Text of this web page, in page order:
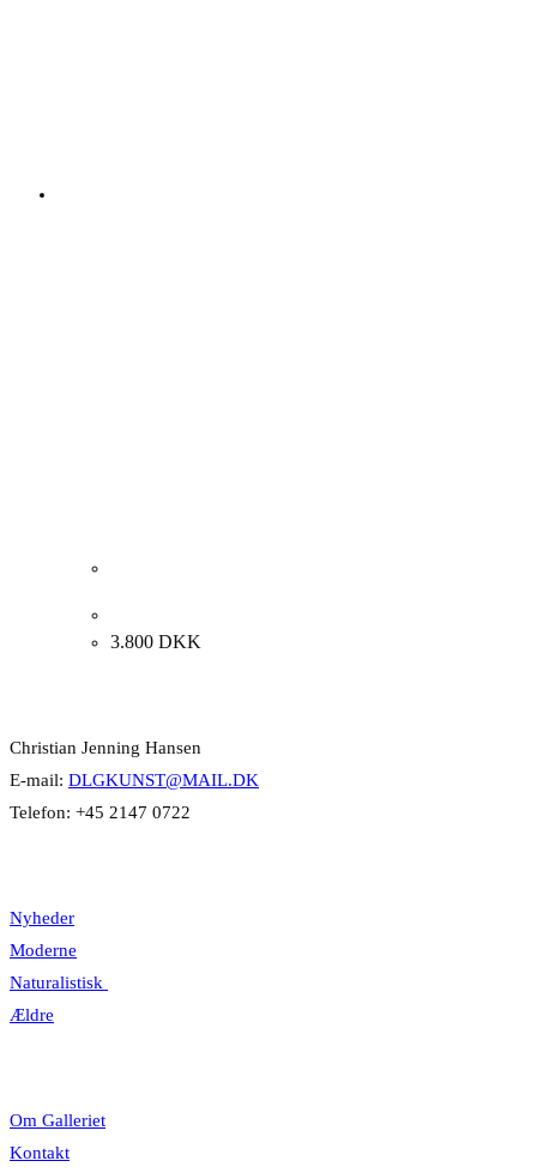
3.800 DKK
Christian Jenning Hansen
E-mail: DLGKUNST@MAIL.DK
Telefon: +45 2147 0722
Nyheder
Moderne
Naturalistisk
Ældre
Om Galleriet
Kontakt